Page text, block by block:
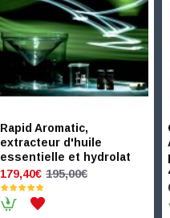
Rapid Aromatic,
extracteur d'huile
essentielle et hydrolat
179,40€ 195,00€